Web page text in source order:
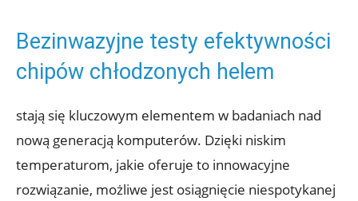
Bezinwazyjne​ testy efektywności
chipów chłodzonych helem
stają się kluczowym elementem w badaniach nad
nową generacją ‌komputerów. Dzięki niskim
temperaturom, jakie oferuje‌ to innowacyjne
rozwiązanie, ⁢możliwe jest osiągnięcie niespotykanej